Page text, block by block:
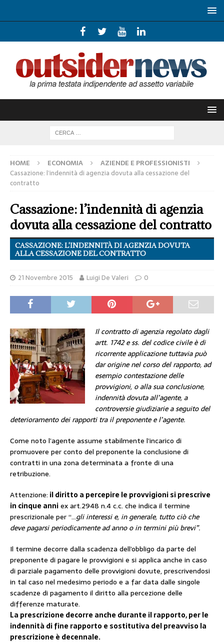
HOME ECONOMIA
AZIENDE E PROFESSIONISTI
Cassazione: l’indennità di agenzia dovuta alla cessazione del
contratto
Cassazione: l’indennità di agenzia
dovuta alla cessazione del contratto
CASSAZIONE: L'INDENNITÀ DI AGENZIA DOVUTA
ALLA CESSAZIONE DEL CONTRATTO
21 Novembre 2015 Luigi De Valeri 0
Il contratto di agenzia regolato dagli
artt. 1742 e ss. del codice civile è di
ricorrente applicazione tuttavia può
dar origine nel corso del rapporto, ad
esempio contestazione delle
provvigioni, o alla sua conclusione,
indennità dovuta all’agente, a
controversie giudiziarie a seguito del
deterioramento dei rapporti tra il preponente e l’agente.
Come noto l’agente assume stabilmente l’incarico di
promuovere per conto del preponente la conclusione di
contratti in una zona determinata a fronte di una
retribuzione.
Attenzione: il diritto a percepire le provvigioni si prescrive
in cinque anniex art.2948 n.4 c.c. che indica il termine
prescrizionale per “…gli interessi e, in generale, tutto ciò che
deve pagarsi periodicamente ad anno o in termini più brevi”.
Il termine decorre dalla scadenza dell’obbligo da parte del
preponente di pagare le provvigioni e si applica anche in caso
di parziale pagamento delle provvigioni dovute, prescrivendosi
in tal caso nel medesimo periodo e a far data dalle singole
scadenze di pagamento il diritto alla percezione delle
differenze maturate.
La prescrizione decorre anche durante il rapporto, perle
indennità di fine rapporto e sostitutiva del preavviso la
prescrizione è decennale.